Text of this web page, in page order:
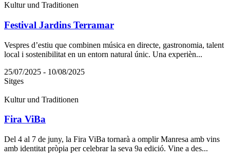
Kultur und Traditionen
Festival Jardins Terramar
Vespres d’estiu que combinen música en directe, gastronomia, talent
local i sostenibilitat en un entorn natural únic. Una experièn...
25/07/2025 - 10/08/2025
Sitges
Kultur und Traditionen
Fira ViBa
Del 4 al 7 de juny, la Fira ViBa tornarà a omplir Manresa amb vins
amb identitat pròpia per celebrar la seva 9a edició. Vine a des...